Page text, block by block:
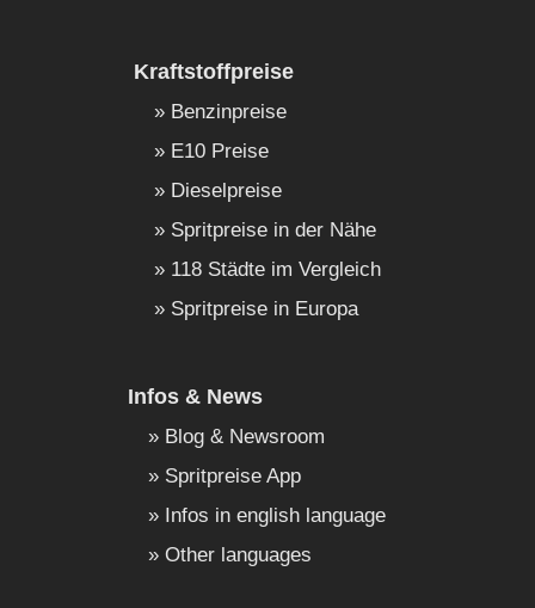
Kraftstoffpreise
Benzinpreise
E10 Preise
Dieselpreise
Spritpreise in der Nähe
118 Städte im Vergleich
Spritpreise in Europa
Infos & News
Blog & Newsroom
Spritpreise App
Infos in english language
Other languages